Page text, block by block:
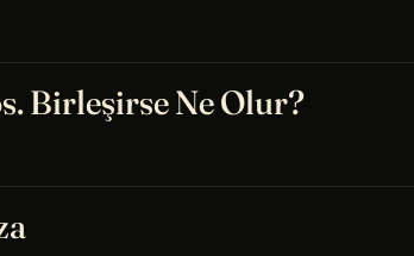
Birleşirse Ne Olur?